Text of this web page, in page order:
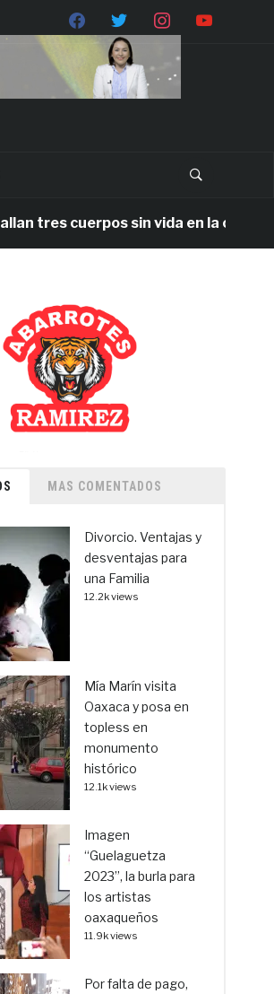
cuerpos sin vida en la carretera
MAS COMENTADOS
Divorcio. Ventajas y
desventajas para
una Familia
12.2k views
Mía Marín visita
Oaxaca y posa en
topless en
monumento
histórico
12.1k views
Imagen
“Guelaguetza
2023”, la burla para
los artistas
oaxaqueños
11.9k views
Por falta de pago,